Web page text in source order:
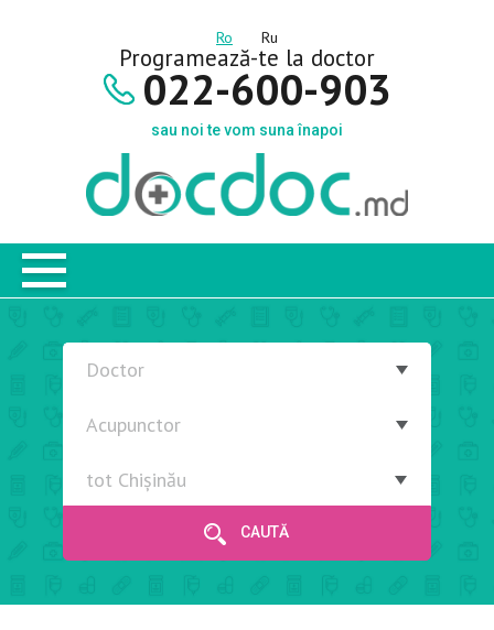
Ro Ru
Programează-te la doctor
022-600-903
sau noi te vom suna înapoi
CAUTĂ